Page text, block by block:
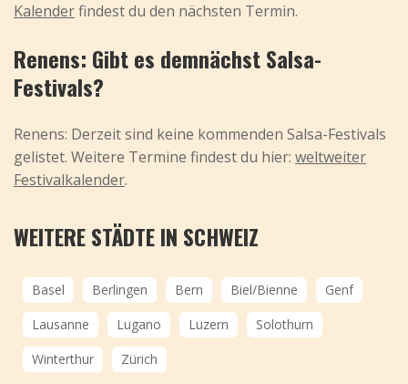
Kalenderfindest du den nächsten Termin.
Renens: Gibt es demnächst Salsa-
Festivals?
Renens: Derzeit sind keine kommenden Salsa-Festivals
gelistet. Weitere Termine findest du hier: weltweiter
Festivalkalender.
WEITERE STÄDTE IN SCHWEIZ
Basel Berlingen Bern Biel/Bienne
Genf
Lausanne
Lugano Luzern
Solothurn
Winterthur
Zürich